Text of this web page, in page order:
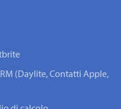
(Daylite, Contatti Apple,